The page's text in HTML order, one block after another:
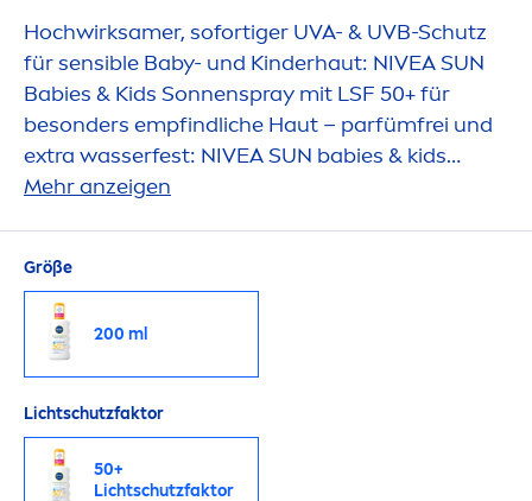
Hochwirksamer, sofortiger UVA- & UVB-Schutz
für sensible Baby- und Kinderhaut: NIVEASUN
Babies & Kids Sonnenspray mit LSF 50+ für
besonders empfindliche Haut – parfümfrei und
extra wasserfest: NIVEASUN babies & kids
Sensitiv Schutz Sonnenspray.
Mehr anzeigen
Größe
200 ml
Lichtschutzfaktor
50+
Lichtschutzfaktor